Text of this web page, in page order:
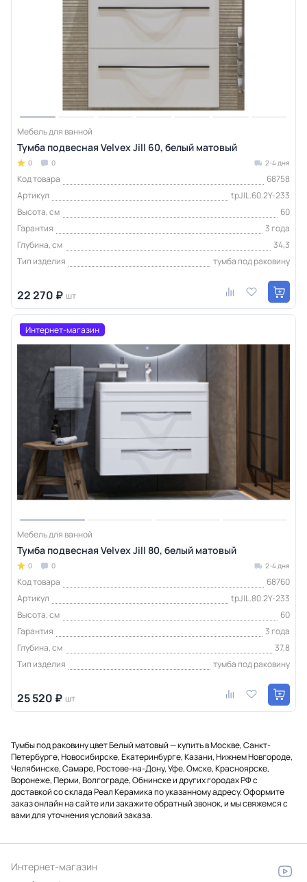
Мебель для ванной
Тумба подвесная Velvex Jill 60, белый матовый
0 0 2-4 дня
Код товара
68758
Артикул
tpJIL.60.2Y-233
Высота, см
60
Гарантия
3 года
Глубина, см
34,3
Тип изделия
тумба под раковину
22 270 ₽ шт
Интернет-магазин
Мебель для ванной
Тумба подвесная Velvex Jill 80, белый матовый
0 0 2-4 дня
Код товара
68760
Артикул
tpJIL.80.2Y-233
Высота, см
60
Гарантия
3 года
Глубина, см
37,8
Тип изделия
тумба под раковину
25 520 ₽ шт
Тумбы под раковину цвет Белый матовый — купить в Москве, Санкт-
Петербурге, Новосибирске, Екатеринбурге, Казани, Нижнем Новгороде,
Челябинске, Самаре, Ростове-на-Дону, Уфе, Омске, Красноярске,
Воронеже, Перми, Волгограде, Обнинске и других городах РФ с
доставкой со склада Реал Керамика по указанному адресу. Оформите
заказ онлайн на сайте или закажите обратный звонок, и мы свяжемся с
вами для уточнения условий заказа.
Интернет-магазин